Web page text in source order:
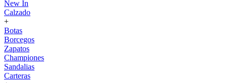
New In
Calzado
+
Botas
Borcegos
Zapatos
Championes
Sandalias
Carteras